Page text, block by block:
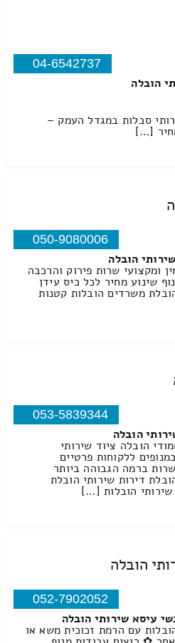
04-6542737
הובלה
סבלות במגדל העמק –
[…]
050-9080006
הובלה
ומקצועי שרות פירוק והרכבה
שינוע מחיר לכל כיס עידן
משרדים הובלות קטנות
053-5839344
הובלה
הובלה ציוד שירותי
ללקוחות פרטיים
ברמה הגבוהה ביותר
דירות שירותי הובלת
הובלות […]
הובלה
052-7902052
עיסא שירותי הובלה
עם הרמת זכוכית משא או